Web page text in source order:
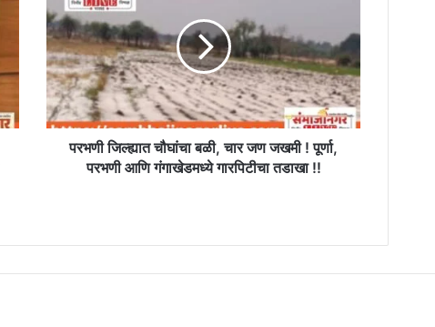
चौघांचा
बळी,
चार
जण
जखमी
!
पूर्णा,
परभणीपरभणी जिल्ह्यात चौघांचा बळी, चार जण जखमी ! पूर्णा,
परभणी आणि गंगाखेडमध्ये गारपिटीचा तडाखा !!